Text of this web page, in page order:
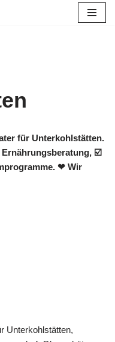
für Unterkohlstätten.
☑️
❤ Wir